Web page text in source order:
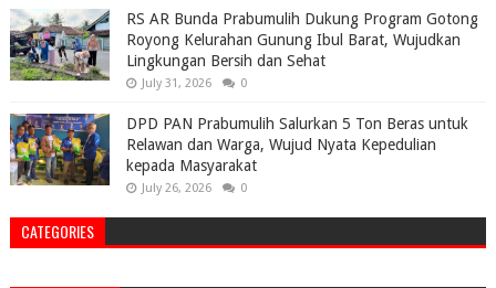
RS AR Bunda Prabumulih Dukung Program Gotong
Royong Kelurahan Gunung Ibul Barat, Wujudkan
Lingkungan Bersih dan Sehat
July 31, 2026 0
DPD PAN Prabumulih Salurkan 5 Ton Beras untuk
Relawan dan Warga, Wujud Nyata Kepedulian
kepada Masyarakat
July 26, 2026 0
CATEGORIES